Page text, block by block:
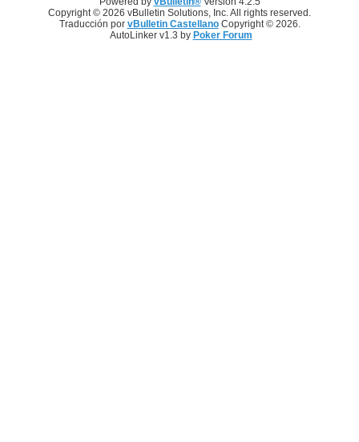
Copyright © 2026 vBulletin Solutions, Inc. All rights reserved.
Traducción por vBulletin CastellanoCopyright © 2026.
AutoLinker v1.3 by Poker Forum